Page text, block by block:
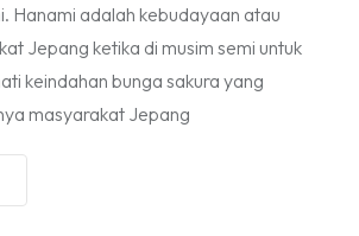
Hanami adalah kebudayaan atau
Jepang ketika di musim semi untuk
keindahan bunga sakura yang
masyarakat Jepang